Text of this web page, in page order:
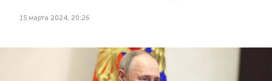
15 марта 2024, 20:26